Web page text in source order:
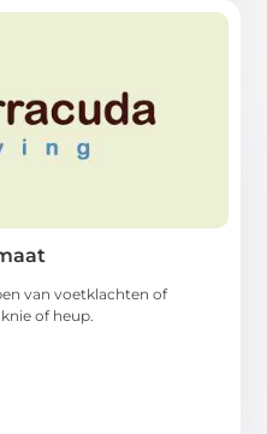
van voetklachten of
of heup.